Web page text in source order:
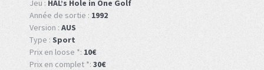
Jeu : HAL’s Hole in One Golf
Année de sortie : 1992
Version : AUS
Type : Sport
Prix en loose *: 10€
Prix en complet *: 30€